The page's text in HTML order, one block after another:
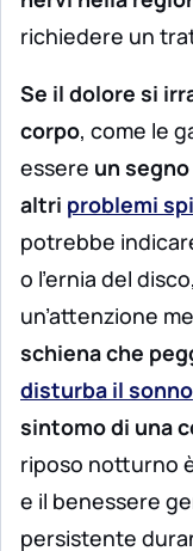
richiedere un
Se il dolore si
corpo, come le
essere un
altri problemi
potrebbe
o l’ernia del
un’attenzione
schiena che
disturba il sonno
sintomo di una
riposo notturno
e il benessere
persistente